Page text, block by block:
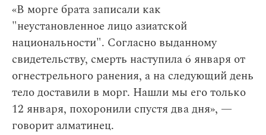
«В морге брата записали как
"неустановленное лицо азиатской
национальности". Согласно выданному
свидетельству, смерть наступила 6 января от
огнестрельного ранения, а на следующий день
тело доставили в морг. Нашли мы его только
12 января, похоронили спустя два дня», —
говорит алматинец.